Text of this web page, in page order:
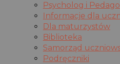
Psycholog i
Informacje dla
Dla maturzystów
Biblioteka
Samorząd
Podręczniki